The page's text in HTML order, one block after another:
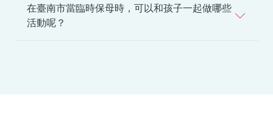
在臺南市當臨時保母時，可以和孩子一起做哪些
活動呢？